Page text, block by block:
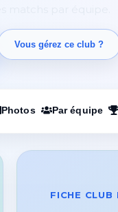
Vous gérez ce club ?
Photos Par équipe
FICHE CLUB